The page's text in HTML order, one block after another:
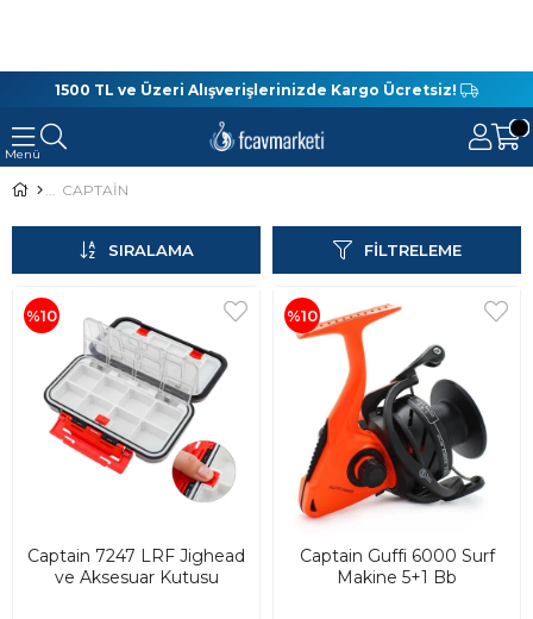
1500 TL ve Üzeri Alışverişlerinizde Kargo Ücretsiz!
CAPTAİN
FILTRELEME
SIRALAMA
Captain 7247 LRF Jighead
ve Aksesuar Kutusu
%10
Captain Guffi 6000 Surf
Makine 5+1 Bb
%10